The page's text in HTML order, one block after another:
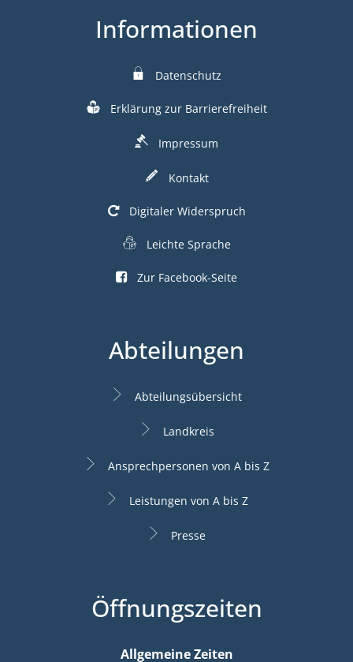
Informationen
Datenschutz
Erklärung zur Barrierefreiheit
Impressum
Kontakt
Digitaler Widerspruch
Leichte Sprache
Zur Facebook-Seite
Abteilungen
Abteilungsübersicht
Landkreis
Ansprechpersonen von A bis Z
Leistungen von A bis Z
Presse
Öffnungszeiten
Allgemeine Zeiten